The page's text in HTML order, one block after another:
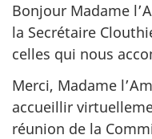
Bonjour Madame
la Secrétaire
celles qui nous
Merci, Madame
accueillir
réunion de la